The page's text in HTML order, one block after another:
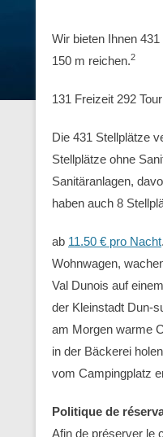
Wir bieten Ihnen
150 m reichen.2
131 Freizeit 292
Die 431 Stellplätze
Stellplätze ohne
Sanitäranlagen,
haben auch 8
ab 11.50 € pro Nacht
Wohnwagen,
Val Dunois auf
der Kleinstadt Dun-
am Morgen warme
in der Bäckerei
vom Campingplatz
Politique de
Afin de préserver le